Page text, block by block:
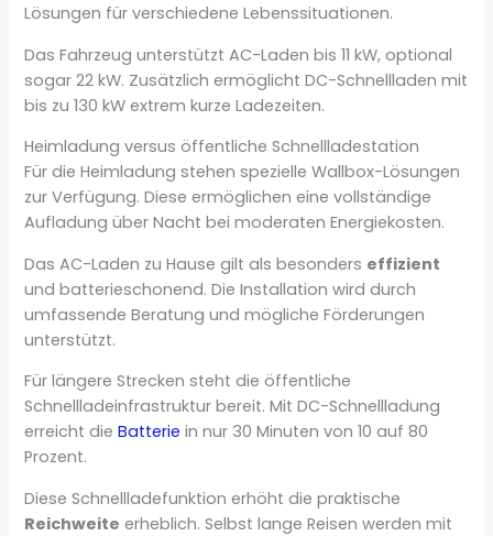
Lösungen für verschiedene Lebenssituationen.
Das Fahrzeug unterstützt AC-Laden bis 11 kW, optional
sogar 22 kW. Zusätzlich ermöglicht DC-Schnellladen mit
bis zu 130 kW extrem kurze Ladezeiten.
Heimladung versus öffentliche Schnellladestation
Für die Heimladung stehen spezielle Wallbox-Lösungen
zur Verfügung. Diese ermöglichen eine vollständige
Aufladung über Nacht bei moderaten Energiekosten.
Das AC-Laden zu Hause gilt als besonders effizient
und batterieschonend. Die Installation wird durch
umfassende Beratung und mögliche Förderungen
unterstützt.
Für längere Strecken steht die öffentliche
Schnellladeinfrastruktur bereit. Mit DC-Schnellladung
erreicht dieBatterie in nur 30 Minuten von 10 auf 80
Prozent.
Diese Schnellladefunktion erhöht die praktische
Reichweite erheblich. Selbst lange Reisen werden mit